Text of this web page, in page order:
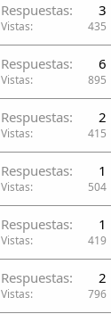
Respuestas 3
Vistas 435
Respuestas 6
Vistas 895
Respuestas 2
Vistas 415
Respuestas 1
Vistas 504
Respuestas 1
Vistas 419
Respuestas 2
Vistas 796